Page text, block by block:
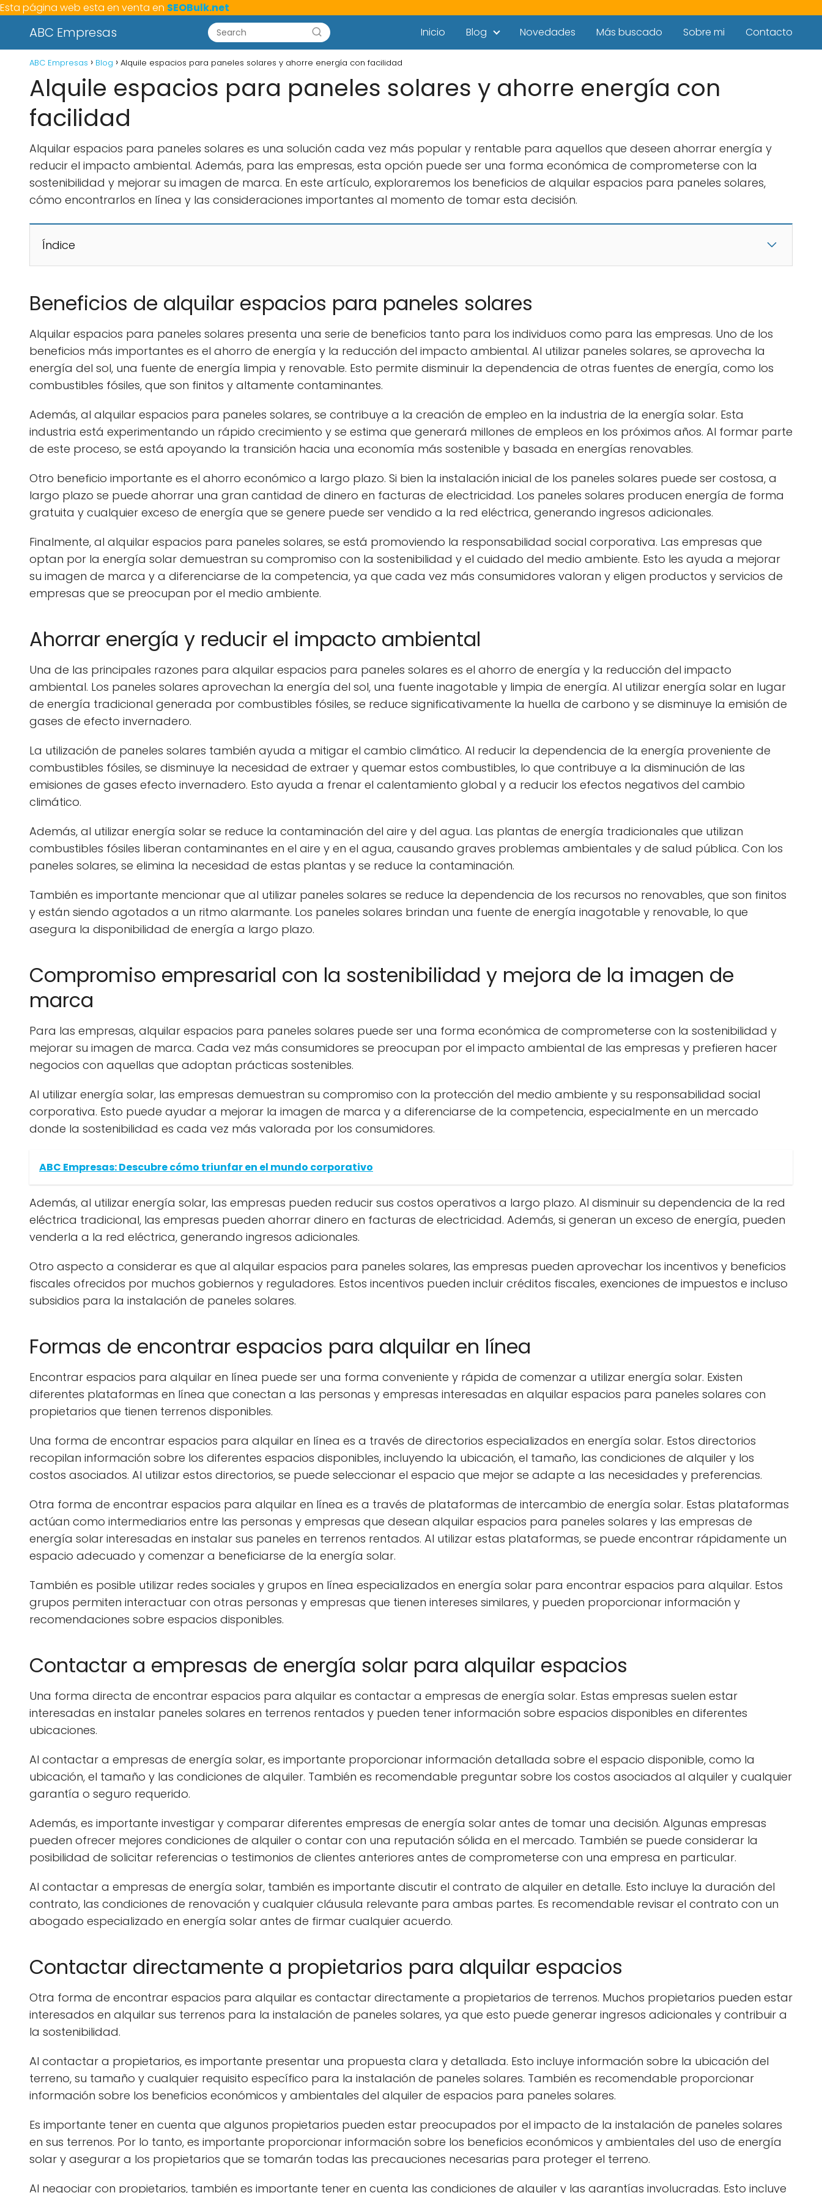
Esta página web esta en venta en SEOBulk.net
ABC Empresas Inicio Blog Novedades Más buscado Sobre mi Contacto
ABC Empresas Blog Alquile espacios para paneles solares y ahorre energía con facilidad
Alquile espacios para paneles solares y ahorre energía con
facilidad
Alquilar espacios para paneles solares es una solución cada vez más popular y rentable para aquellos que deseen ahorrar energía y
reducir el impacto ambiental. Además, para las empresas, esta opción puede ser una forma económica de comprometerse con la
sostenibilidad y mejorar su imagen de marca. En este artículo, exploraremos los beneficios de alquilar espacios para paneles solares,
cómo encontrarlos en línea y las consideraciones importantes al momento de tomar esta decisión.
Índice
Beneficios de alquilar espacios para paneles solares
Alquilar espacios para paneles solares presenta una serie de beneficios tanto para los individuos como para las empresas. Uno de los
beneficios más importantes es el ahorro de energía y la reducción del impacto ambiental. Al utilizar paneles solares, se aprovecha la
energía del sol, una fuente de energía limpia y renovable. Esto permite disminuir la dependencia de otras fuentes de energía, como los
combustibles fósiles, que son finitos y altamente contaminantes.
Además, al alquilar espacios para paneles solares, se contribuye a la creación de empleo en la industria de la energía solar. Esta
industria está experimentando un rápido crecimiento y se estima que generará millones de empleos en los próximos años. Al formar parte
de este proceso, se está apoyando la transición hacia una economía más sostenible y basada en energías renovables.
Otro beneficio importante es el ahorro económico a largo plazo. Si bien la instalación inicial de los paneles solares puede ser costosa, a
largo plazo se puede ahorrar una gran cantidad de dinero en facturas de electricidad. Los paneles solares producen energía de forma
gratuita y cualquier exceso de energía que se genere puede ser vendido a la red eléctrica, generando ingresos adicionales.
Finalmente, al alquilar espacios para paneles solares, se está promoviendo la responsabilidad social corporativa. Las empresas que
optan por la energía solar demuestran su compromiso con la sostenibilidad y el cuidado del medio ambiente. Esto les ayuda a mejorar
su imagen de marca y a diferenciarse de la competencia, ya que cada vez más consumidores valoran y eligen productos y servicios de
empresas que se preocupan por el medio ambiente.
Ahorrar energía y reducir el impacto ambiental
Una de las principales razones para alquilar espacios para paneles solares es el ahorro de energía y la reducción del impacto
ambiental. Los paneles solares aprovechan la energía del sol, una fuente inagotable y limpia de energía. Al utilizar energía solar en lugar
de energía tradicional generada por combustibles fósiles, se reduce significativamente la huella de carbono y se disminuye la emisión de
gases de efecto invernadero.
La utilización de paneles solares también ayuda a mitigar el cambio climático. Al reducir la dependencia de la energía proveniente de
combustibles fósiles, se disminuye la necesidad de extraer y quemar estos combustibles, lo que contribuye a la disminución de las
emisiones de gases efecto invernadero. Esto ayuda a frenar el calentamiento global y a reducir los efectos negativos del cambio
climático.
Además, al utilizar energía solar se reduce la contaminación del aire y del agua. Las plantas de energía tradicionales que utilizan
combustibles fósiles liberan contaminantes en el aire y en el agua, causando graves problemas ambientales y de salud pública. Con los
paneles solares, se elimina la necesidad de estas plantas y se reduce la contaminación.
También es importante mencionar que al utilizar paneles solares se reduce la dependencia de los recursos no renovables, que son finitos
y están siendo agotados a un ritmo alarmante. Los paneles solares brindan una fuente de energía inagotable y renovable, lo que
asegura la disponibilidad de energía a largo plazo.
Compromiso empresarial con la sostenibilidad y mejora de la imagen de
marca
Para las empresas, alquilar espacios para paneles solares puede ser una forma económica de comprometerse con la sostenibilidad y
mejorar su imagen de marca. Cada vez más consumidores se preocupan por el impacto ambiental de las empresas y prefieren hacer
negocios con aquellas que adoptan prácticas sostenibles.
Al utilizar energía solar, las empresas demuestran su compromiso con la protección del medio ambiente y su responsabilidad social
corporativa. Esto puede ayudar a mejorar la imagen de marca y a diferenciarse de la competencia, especialmente en un mercado
donde la sostenibilidad es cada vez más valorada por los consumidores.
ABC Empresas: Descubre cómo triunfar en el mundo corporativo
Además, al utilizar energía solar, las empresas pueden reducir sus costos operativos a largo plazo. Al disminuir su dependencia de la red
eléctrica tradicional, las empresas pueden ahorrar dinero en facturas de electricidad. Además, si generan un exceso de energía, pueden
venderla a la red eléctrica, generando ingresos adicionales.
Otro aspecto a considerar es que al alquilar espacios para paneles solares, las empresas pueden aprovechar los incentivos y beneficios
fiscales ofrecidos por muchos gobiernos y reguladores. Estos incentivos pueden incluir créditos fiscales, exenciones de impuestos e incluso
subsidios para la instalación de paneles solares.
Formas de encontrar espacios para alquilar en línea
Encontrar espacios para alquilar en línea puede ser una forma conveniente y rápida de comenzar a utilizar energía solar. Existen
diferentes plataformas en línea que conectan a las personas y empresas interesadas en alquilar espacios para paneles solares con
propietarios que tienen terrenos disponibles.
Una forma de encontrar espacios para alquilar en línea es a través de directorios especializados en energía solar. Estos directorios
recopilan información sobre los diferentes espacios disponibles, incluyendo la ubicación, el tamaño, las condiciones de alquiler y los
costos asociados. Al utilizar estos directorios, se puede seleccionar el espacio que mejor se adapte a las necesidades y preferencias.
Otra forma de encontrar espacios para alquilar en línea es a través de plataformas de intercambio de energía solar. Estas plataformas
actúan como intermediarios entre las personas y empresas que desean alquilar espacios para paneles solares y las empresas de
energía solar interesadas en instalar sus paneles en terrenos rentados. Al utilizar estas plataformas, se puede encontrar rápidamente un
espacio adecuado y comenzar a beneficiarse de la energía solar.
También es posible utilizar redes sociales y grupos en línea especializados en energía solar para encontrar espacios para alquilar. Estos
grupos permiten interactuar con otras personas y empresas que tienen intereses similares, y pueden proporcionar información y
recomendaciones sobre espacios disponibles.
Contactar a empresas de energía solar para alquilar espacios
Una forma directa de encontrar espacios para alquilar es contactar a empresas de energía solar. Estas empresas suelen estar
interesadas en instalar paneles solares en terrenos rentados y pueden tener información sobre espacios disponibles en diferentes
ubicaciones.
Al contactar a empresas de energía solar, es importante proporcionar información detallada sobre el espacio disponible, como la
ubicación, el tamaño y las condiciones de alquiler. También es recomendable preguntar sobre los costos asociados al alquiler y cualquier
garantía o seguro requerido.
Además, es importante investigar y comparar diferentes empresas de energía solar antes de tomar una decisión. Algunas empresas
pueden ofrecer mejores condiciones de alquiler o contar con una reputación sólida en el mercado. También se puede considerar la
posibilidad de solicitar referencias o testimonios de clientes anteriores antes de comprometerse con una empresa en particular.
Al contactar a empresas de energía solar, también es importante discutir el contrato de alquiler en detalle. Esto incluye la duración del
contrato, las condiciones de renovación y cualquier cláusula relevante para ambas partes. Es recomendable revisar el contrato con un
abogado especializado en energía solar antes de firmar cualquier acuerdo.
Contactar directamente a propietarios para alquilar espacios
Otra forma de encontrar espacios para alquilar es contactar directamente a propietarios de terrenos. Muchos propietarios pueden estar
interesados en alquilar sus terrenos para la instalación de paneles solares, ya que esto puede generar ingresos adicionales y contribuir a
la sostenibilidad.
Al contactar a propietarios, es importante presentar una propuesta clara y detallada. Esto incluye información sobre la ubicación del
terreno, su tamaño y cualquier requisito específico para la instalación de paneles solares. También es recomendable proporcionar
información sobre los beneficios económicos y ambientales del alquiler de espacios para paneles solares.
Es importante tener en cuenta que algunos propietarios pueden estar preocupados por el impacto de la instalación de paneles solares
en sus terrenos. Por lo tanto, es importante proporcionar información sobre los beneficios económicos y ambientales del uso de energía
solar y asegurar a los propietarios que se tomarán todas las precauciones necesarias para proteger el terreno.
Al negociar con propietarios, también es importante tener en cuenta las condiciones de alquiler y las garantías involucradas. Esto incluye